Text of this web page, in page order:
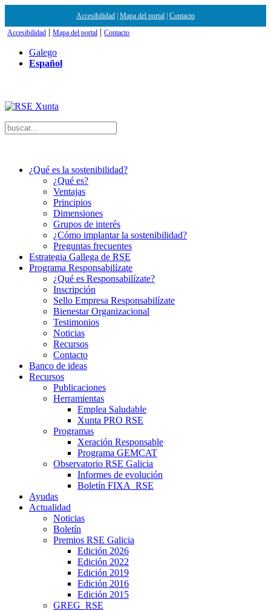
Accesibilidad Mapa del portal Contacto
Accesibilidad | Mapa del portal | Contacto
Galego
Español
¿Qué es la sostenibilidad?
¿Qué es?
Ventajas
Principios
Dimensiones
Grupos de interés
¿Cómo implantar la sostenibilidad?
Preguntas frecuentes
Estrategia Gallega de RSE
Programa Responsabilízate
¿Qué es Responsabilízate?
Inscripción
Sello Empresa Responsabilízate
Bienestar Organizacional
Testimonios
Noticias
Recursos
Contacto
Banco de ideas
Recursos
Publicaciones
Herramientas
Emplea Saludable
Xunta PRO RSE
Programas
Xeración Responsable
Programa GEMCAT
Observatorio RSE Galicia
Informes de evolución
Boletín FIXA_RSE
Ayudas
Actualidad
Noticias
Boletín
Premios RSE Galicia
Edición 2026
Edición 2022
Edición 2019
Edición 2016
Edición 2015
GREG_RSE